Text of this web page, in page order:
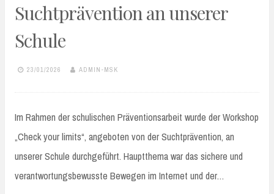
Suchtprävention an unserer
Schule
23/01/2026 ADMIN-MSK
Im Rahmen der schulischen Präventionsarbeit wurde der Workshop
„Check your limits“, angeboten von der Suchtprävention, an
unserer Schule durchgeführt. Hauptthema war das sichere und
verantwortungsbewusste Bewegen im Internet und der…